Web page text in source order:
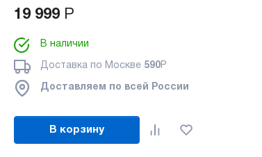
19 999 Р
В наличии
Доставка по Москве 590Р
Доставляем по всей России
В корзину